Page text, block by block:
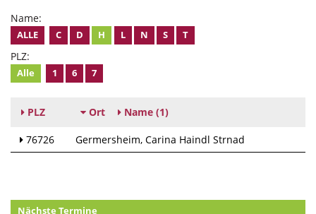
Name:
ALLE C D H L N S T
PLZ:
Alle 1 6 7
PLZ Ort Name (1)
76726 Germersheim Carina Haindl Strnad
Nächste Termine